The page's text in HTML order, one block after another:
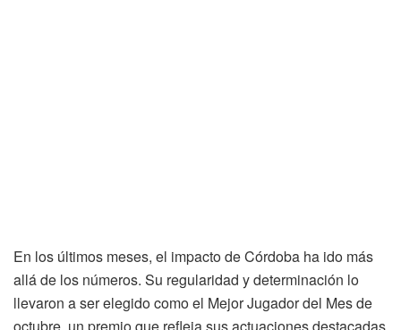
En los últimos meses, el impacto de Córdoba ha ido más
allá de los números. Su regularidad y determinación lo
llevaron a ser elegido como el Mejor Jugador del Mes de
octubre, un premio que refleja sus actuaciones destacadas